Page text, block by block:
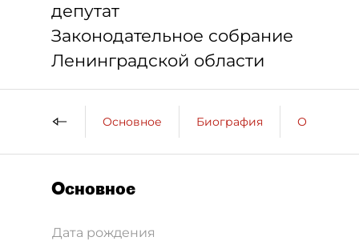
депутат
Законодательное собрание
Ленинградской области
Основное Биография
Основное
Дата рождения